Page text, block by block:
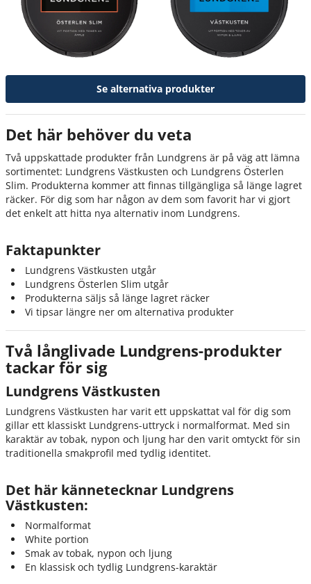
Se alternativa produkter
Det här behöver du veta
Två uppskattade produkter från Lundgrens är på väg att lämna
sortimentet: Lundgrens Västkusten och Lundgrens Österlen
Slim. Produkterna kommer att finnas tillgängliga så länge lagret
räcker. För dig som har någon av dem som favorit har vi gjort
det enkelt att hitta nya alternativ inom Lundgrens.
Faktapunkter
Lundgrens Västkusten utgår
Lundgrens Österlen Slim utgår
Produkterna säljs så länge lagret räcker
Vi tipsar längre ner om alternativa produkter
Två långlivade Lundgrens-produkter
tackar för sig
Lundgrens Västkusten
Lundgrens Västkusten har varit ett uppskattat val för dig som
gillar ett klassiskt Lundgrens-uttryck i normalformat. Med sin
karaktär av tobak, nypon och ljung har den varit omtyckt för sin
traditionella smakprofil med tydlig identitet.
Det här kännetecknar Lundgrens
Västkusten:
Normalformat
White portion
Smak av tobak, nypon och ljung
En klassisk och tydlig Lundgrens-karaktär